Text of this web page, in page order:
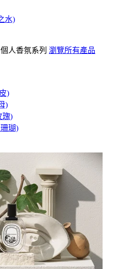
水)
個人香氛系列 瀏覽所有產品
)
)
瑰)
瑚)